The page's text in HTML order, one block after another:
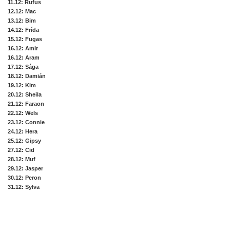
11.12: Rufus
12.12: Mac
13.12: Bim
14.12: Frída
15.12: Fugas
16.12: Amir
16.12: Aram
17.12: Sága
18.12: Damián
19.12: Kim
20.12: Sheila
21.12: Faraon
22.12: Wels
23.12: Connie
24.12: Hera
25.12: Gipsy
27.12: Cid
28.12: Muf
29.12: Jasper
30.12: Peron
31.12: Sylva